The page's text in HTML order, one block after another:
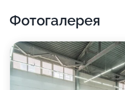
Фотогалерея